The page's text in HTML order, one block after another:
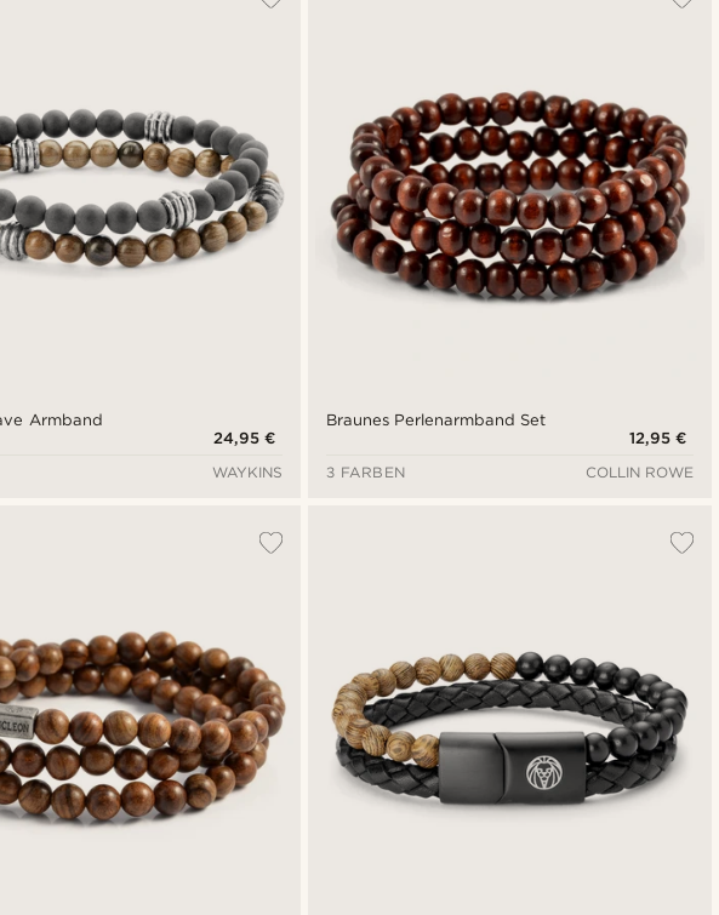
Armband
24,95 €
WAYKINS
Braunes Perlenarmband Set
12,95 €
3 FARBEN
COLLIN ROWE